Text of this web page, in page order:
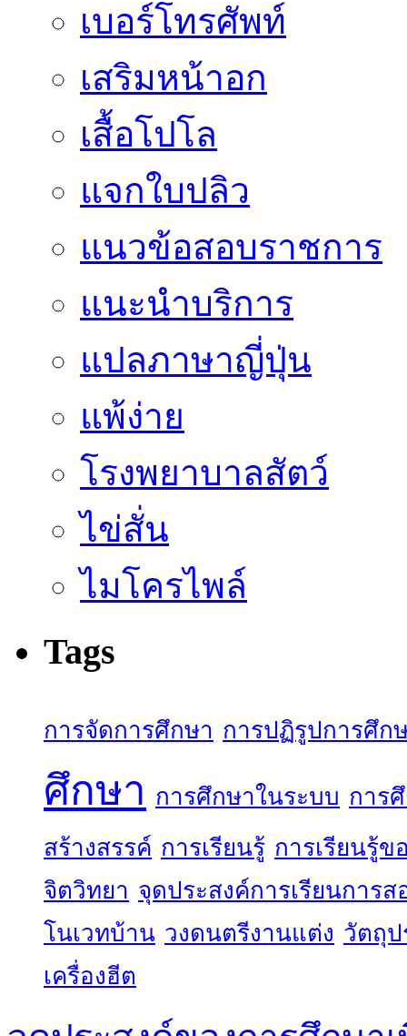
เบอร์โทรศัพท์
เสริมหน้าอก
เสื้อโปโล
แจกใบปลิว
แนวข้อสอบราชการ
แนะนำบริการ
แปลภาษาญี่ปุ่น
แพ้ง่าย
โรงพยาบาลสัตว์
ไข่สั่น
ไมโครไพล์
Tags
การจัดการศึกษา การปฏิรูปการศึก
ศึกษา การศึกษาในระบบ การ
สร้างสรรค์ การเรียนรู้ การเรียนรู้ข
จิตวิทยา จุดประสงค์การเรียนการส
โนเวทบ้าน วงดนตรีงานแต่ง วัตถุป
เครื่องฮีต